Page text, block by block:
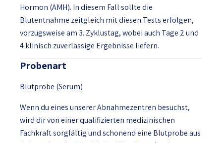
Hormon (AMH). In diesem Fall sollte die
Blutentnahme zeitgleich mit diesen Tests erfolgen,
vorzugsweise am 3. Zyklustag, wobei auch Tage 2 und
4 klinisch zuverlässige Ergebnisse liefern.
Probenart
Blutprobe (Serum)
Wenn du eines unserer Abnahmezentren besuchst,
wird dir von einer qualifizierten medizinischen
Fachkraft sorgfältig und schonend eine Blutprobe aus